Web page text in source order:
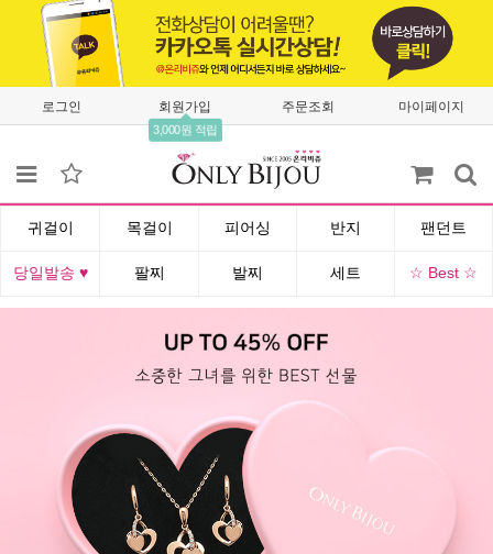
로그인 회원가입
3,000원 적립
주문조회 마이페이지
귀걸이 목걸이 피어싱 반지 팬던트
당일발송 ♥ 팔찌 발찌 세트 ☆ Best ☆